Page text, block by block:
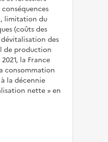
limitation du
(coûts des
des
de production
la France
consommation
la décennie
nette en